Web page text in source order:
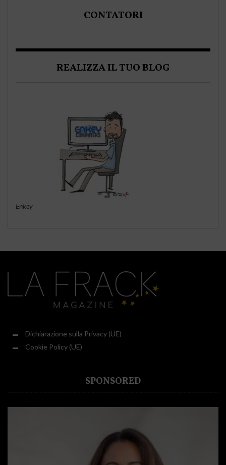
CONTATORI
REALIZZA IL TUO BLOG
Enkey
Dichiarazione sulla Privacy (UE)
Cookie Policy (UE)
SPONSORED